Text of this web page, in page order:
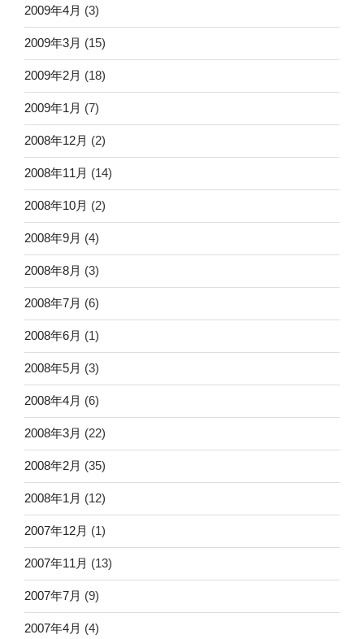
2009年4月 (3)
2009年3月 (15)
2009年2月 (18)
2009年1月 (7)
2008年12月 (2)
2008年11月 (14)
2008年10月 (2)
2008年9月 (4)
2008年8月 (3)
2008年7月 (6)
2008年6月 (1)
2008年5月 (3)
2008年4月 (6)
2008年3月 (22)
2008年2月 (35)
2008年1月 (12)
2007年12月 (1)
2007年11月 (13)
2007年7月 (9)
2007年4月 (4)